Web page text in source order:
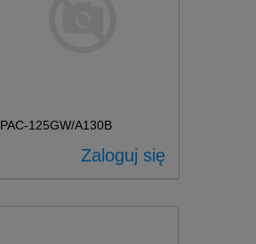
PAC-125GW/A130B
Zaloguj się